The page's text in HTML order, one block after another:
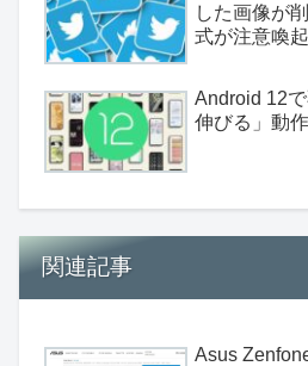
した画像が
式が注意喚起
Android 12
伸びる」動
関連記事
Asus